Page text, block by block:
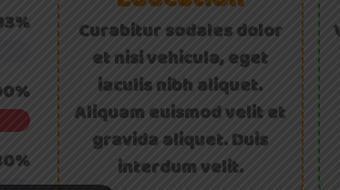
Curabitur sodales dolor
et nisi vehicula, eget
iaculis nibh aliquet.
Aliquam euismod velit et
gravida aliquet. Duis
interdum velit.